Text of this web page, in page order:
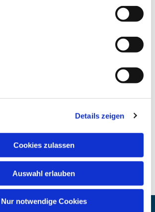
Details zeigen
Cookies zulassen
Auswahl erlauben
Nur notwendige Cookies